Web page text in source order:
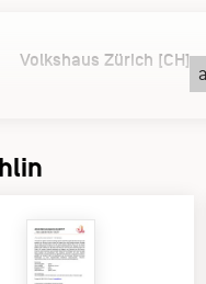
Volkshaus Zürich [CH]